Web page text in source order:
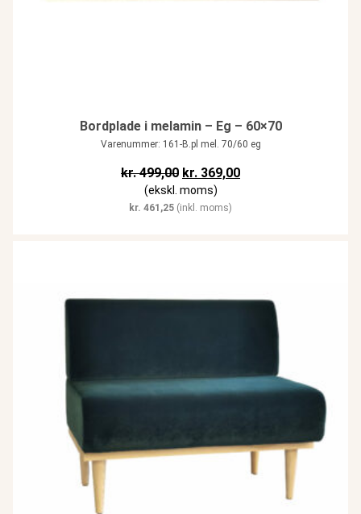
Bordplade i melamin – Eg – 60×70
Varenummer: 161-B.pl mel. 70/60 eg
kr.499,00 Den oprindelige pris var: kr.
kr. 369,00Den aktuelle pris er:
(ekskl. moms)
kr. 461,25 (inkl. moms)